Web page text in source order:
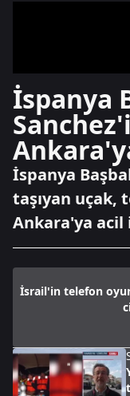
İspanya
İspanya
taşıyan uçak,
Ankara'ya acil
İsrail'in telefon